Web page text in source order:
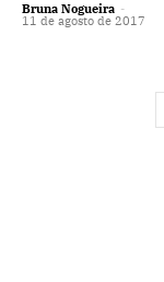
Bruna Nogueira -
11 de agosto de 2017